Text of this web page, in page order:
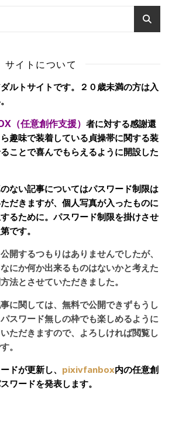
サイトについて
ルトサイトです。２０歳未満の方は入
（任意創作支援） 者に対する感謝還
趣味で装着している貞操帯に関する装
ことで喜んでもらえるように開設した
ない記事についてはパスワード制限は
だきますが、個人写真が入ったものに
るために。パスワード制限を掛けさせ
です。
開するつもりはありませんでしたが、
にか何か出来るものはないかと考えた
法とさせていただきました。
に関しては、無料で公開できずもうし
スワード無しの枠でも楽しめるように
ただきますので、よろしければ閲覧し
。
ドが更新し、 pixivfanbox内の任意創
ワードを発表します。